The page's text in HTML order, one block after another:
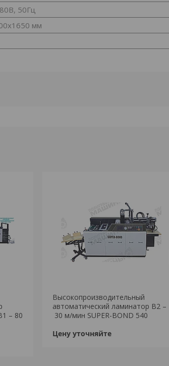
50Гц
мм
– 80
Высокопроизводительный
автоматический ламинатор B2 –
30 м/мин SUPER-BOND 540
Цену уточняйте